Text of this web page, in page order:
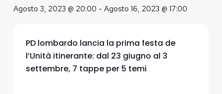
Agosto 3, 2023 @ 20:00 - Agosto 16, 2023 @ 17:00
PD lombardo lancia la prima festa de
l’Unità itinerante: dal 23 giugno al 3
settembre, 7 tappe per 5 temi